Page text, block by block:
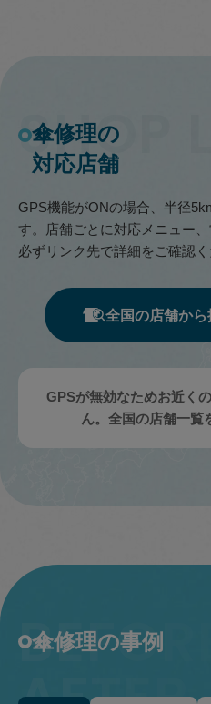
傘修理の
対応店舗
GPS機能がONの場合、半径
す。店舗ごとに対応メニュー、
必ずリンク先で詳細をご確認く
全国の店舗から
GPSが無効なためお近く
ん。全国の店舗一覧
傘修理の事例